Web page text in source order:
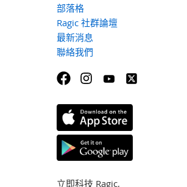
部落格
Ragic 社群論壇
最新消息
聯絡我們
立即科技 Ragic,